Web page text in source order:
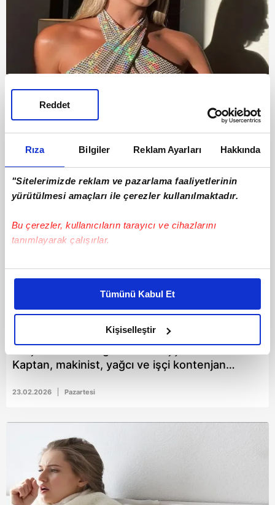
Rıza Bilgiler Reklam Ayarları Hakkında
"Sitelerimizde reklam ve pazarlama faaliyetlerinin
yürütülmesi amaçları ile çerezler kullanılmaktadır.
Bu çerezler, kullanıcıların tarayıcı ve cihazlarını
tanımlayarak çalışırlar.
Bu çerezlere izin vermeniz halinde sizlere özel
daha iyi reklam deneyimi yaşatabiliriz. Bunu yaparken
amacımızın size daha iyi bir reklam deneyimi sunmak
olduğunu ve sizlere en iyi içerikleri sunabilmek adına
elimizden gelen çabayı gösterdiğimizi ve bu noktada,
reklamların maliyetlerimizi karşılamak noktasında tek gelir
kalemimiz olduğunu sizlere hatırlatmak isteriz.
Sizlere daha iyi bir hizmet sunabilmek için İnternet
Sitemizde kendimize ve üçüncü kişilere ait çerezler
kullanılmaktadır. Bu çerezler vasıtasıyla çeşitli kişisel
Tümünü Kabul Et
Kişiselleştir
Reddet
Aleyna Kalaycıoğlu'nun yıllar önceki burun
estetiği doktoru tarafından yeniden paylaşıldı
Ulaştırma Bakanlığı 5 ilde 30 işçi alacak:
Kaptan, makinist, yağcı ve işçi kontenjan
23.02.2026 Pazartesi